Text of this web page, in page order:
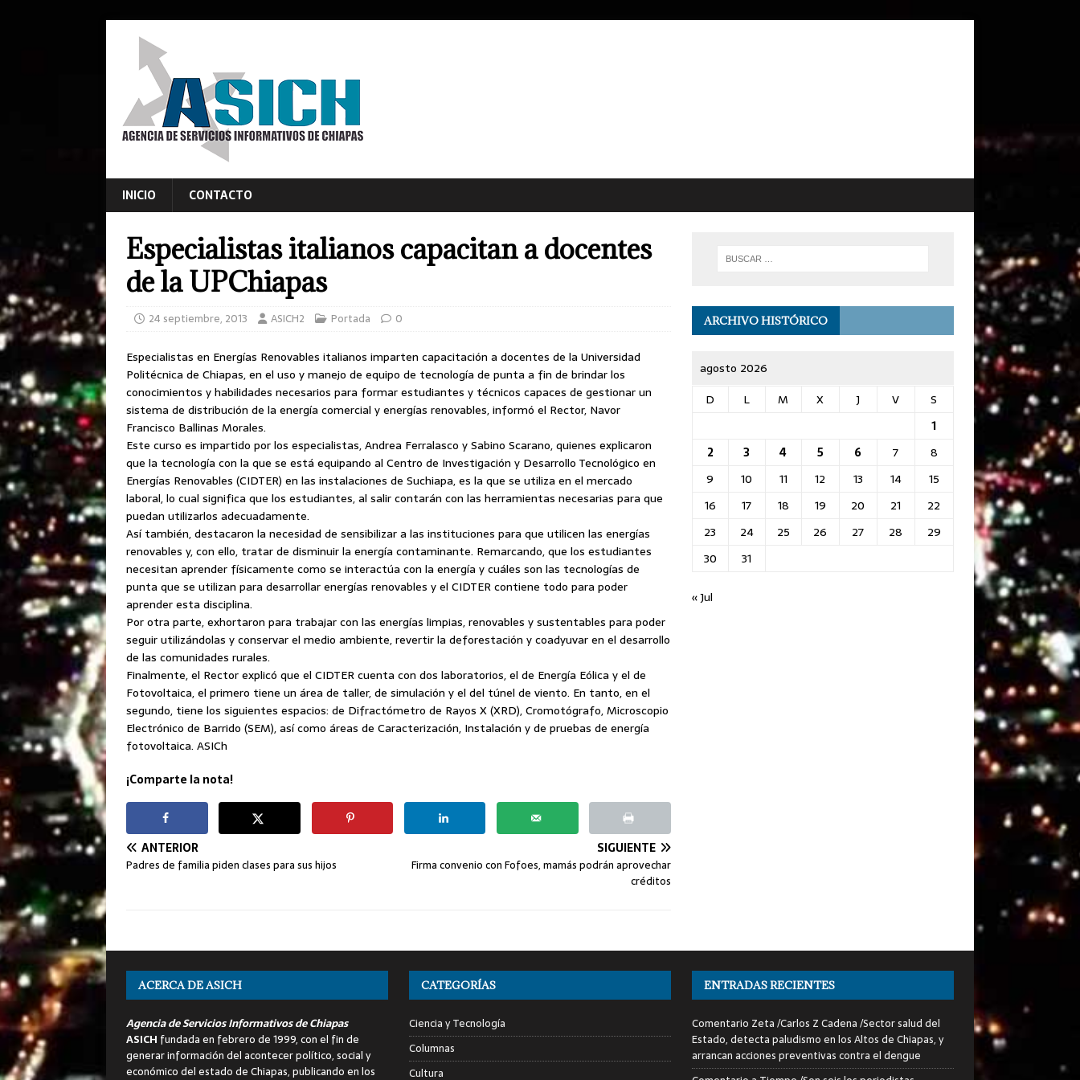
INICIO CONTACTO
Especialistas italianos capacitan a docentes
de la UPChiapas
24 septiembre, 2013 ASICH2 Portada 0
Especialistas en Energías Renovables italianos imparten capacitación a docentes de la Universidad
Politécnica de Chiapas, en el uso y manejo de equipo de tecnología de punta a fin de brindar los
conocimientos y habilidades necesarios para formar estudiantes y técnicos capaces de gestionar un
sistema de distribución de la energía comercial y energías renovables, informó el Rector, Navor
Francisco Ballinas Morales.
Este curso es impartido por los especialistas, Andrea Ferralasco y Sabino Scarano,quienes explicaron
que la tecnología con la que se está equipando al Centro de Investigación y Desarrollo Tecnológico en
Energías Renovables (CIDTER) en las instalaciones de Suchiapa, es la que se utiliza en el mercado
laboral, lo cual significa que los estudiantes, al salir contarán con las herramientas necesarias para que
puedan utilizarlos adecuadamente.
Así también, destacaron la necesidad de sensibilizar a las instituciones para que utilicen las energías
renovables y, con ello, tratar de disminuir la energía contaminante. Remarcando, que los estudiantes
necesitan aprender físicamente como se interactúa con la energía y cuáles son las tecnologías de
punta que se utilizan para desarrollar energías renovables y el CIDTER contiene todo para poder
aprender esta disciplina.
Por otra parte, exhortaron para trabajar con las energías limpias, renovables y sustentables para poder
seguir utilizándolas y conservar el medio ambiente, revertir la deforestación y coadyuvar en el desarrollo
de las comunidades rurales.
Finalmente, el Rector explicó que el CIDTER cuenta con dos laboratorios, el de Energía Eólica y el de
Fotovoltaica, el primero tiene un área de taller, de simulación y el del túnel de viento. En tanto, en el
segundo, tiene los siguientes espacios: de Difractómetro de Rayos X (XRD), Cromotógrafo, Microscopio
Electrónico de Barrido (SEM), así como áreas de Caracterización, Instalación y de pruebas de energía
fotovoltaica. ASICh
¡Comparte la nota!
ANTERIOR
Padres de familia piden clases para sus hijos
SIGUIENTE
Firma convenio con Fofoes, mamás podrán aprovechar
créditos
ARCHIVO HISTÓRICO
agosto 2026
D
L M X J V
S
1
2
3 4 5 6 7
8
9
10 11 12 13 14
15
16
17 18 19 20 21
22
23
24 25 26 27 28
29
30
31
« Jul
ACERCA DE ASICH
Agencia de Servicios Informativos de Chiapas
ASICH fundada en febrero de 1999, con el fin de
generar información del acontecer político, social y
económico del estado de Chiapas, publicando en los
CATEGORÍAS
Ciencia y Tecnología
Columnas
Cultura
ENTRADAS RECIENTES
Comentario Zeta /Carlos Z Cadena /Sector salud del
Estado, detecta paludismo en los Altos de Chiapas, y
arrancan acciones preventivas contra el dengue